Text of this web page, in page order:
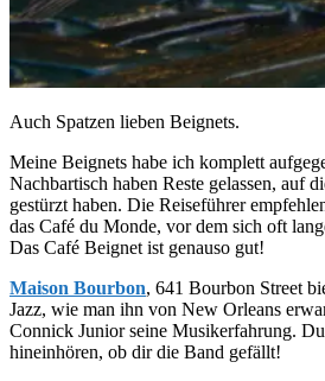
Auch Spatzen lieben Beignets.
Meine Beignets habe ich komplett
Nachbartisch haben Reste gelassen, auf
gestürzt haben. Die Reiseführer
das Café du Monde, vor dem sich oft
Das Café Beignet ist genauso gut!
Maison Bourbon, 641 Bourbon Street
Jazz, wie man ihn von New Orleans
Connick Junior seine Musikerfahrung.
hineinhören, ob dir die Band gefällt!